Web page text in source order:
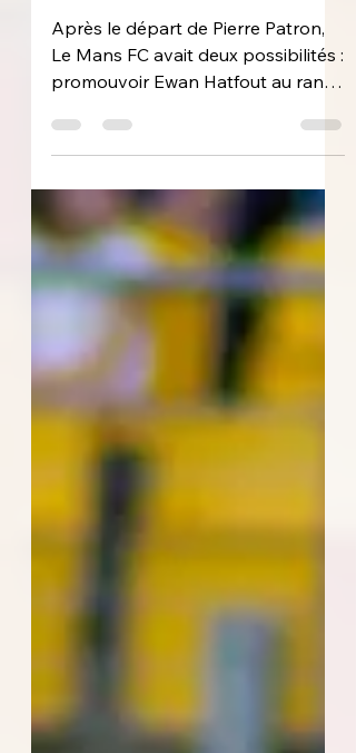
Nicolas Kocik, le retour
d'un héros !
Après le départ de Pierre Patron,
Le Mans FC avait deux possibilités :
de numéro 1 pour la prochaine...